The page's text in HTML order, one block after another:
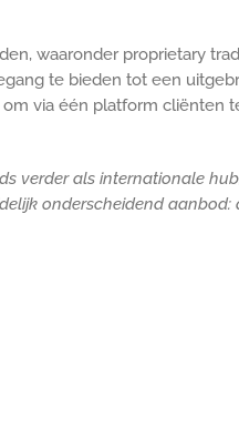
waaronder proprietary
te bieden tot een
via één platform cliënten
verder als internationale
onderscheidend aanbod: